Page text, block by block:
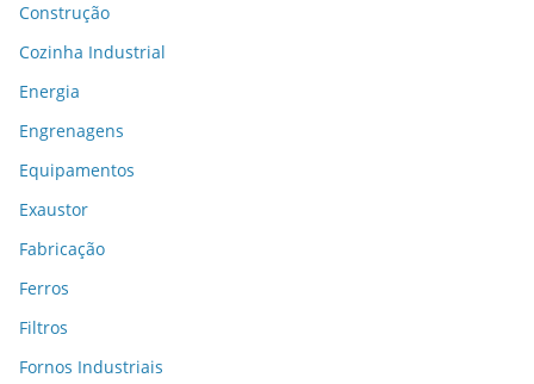
Construção
Cozinha Industrial
Energia
Engrenagens
Equipamentos
Exaustor
Fabricação
Ferros
Filtros
Fornos Industriais